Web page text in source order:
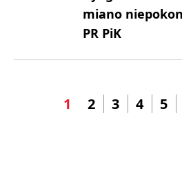
miano
PR PiK
1 2 3 4 5